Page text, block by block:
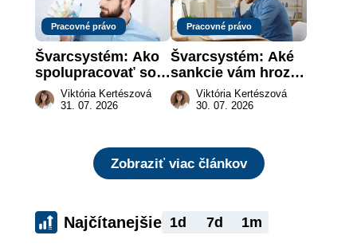
Pracovné právo
Švarcsystém: Ako
spolupracovať so
živnostníkom
legálne a bez
Viktória Kertészová
31. 07. 2026
Pracovné právo
Švarcsystém: Aké
sankcie vám hrozia
a prečo nestačí
zaplatiť pokutu?
Viktória Kertészová
30. 07. 2026
Zobraziť viac článkov
Najčítanejšie 1d 7d 1m